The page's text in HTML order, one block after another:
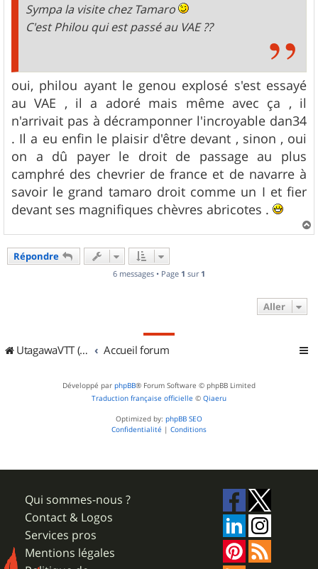
Sympa la visite chez Tamaro
C'est Philou qui est passé au VAE ??
oui, philou ayant le genou explosé s'est essayé
au VAE , il a adoré mais même avec ça , il
n'arrivait pas à décramponner l'incroyable dan34
. Il a eu enfin le plaisir d'être devant , sinon , oui
on a dû payer le droit de passage au plus
camphré des chevrier de france et de navarre à
savoir le grand tamaro droit comme un I et fier
devant ses magnifiques chèvres abricotes .
a
Répondre
6 messages • Page 1 sur 1
Aller
UtagawaVTT (Randos VTT et VTTAE avec traces GPS) Accueil forum
Développé par phpBB® Forum Software © phpBB Limited
Traduction française officielle © Qiaeru
Optimized by: phpBB SEO
Confidentialité | Conditions
Qui sommes-nous ?
Contact & Logos
Services pros
Mentions légales